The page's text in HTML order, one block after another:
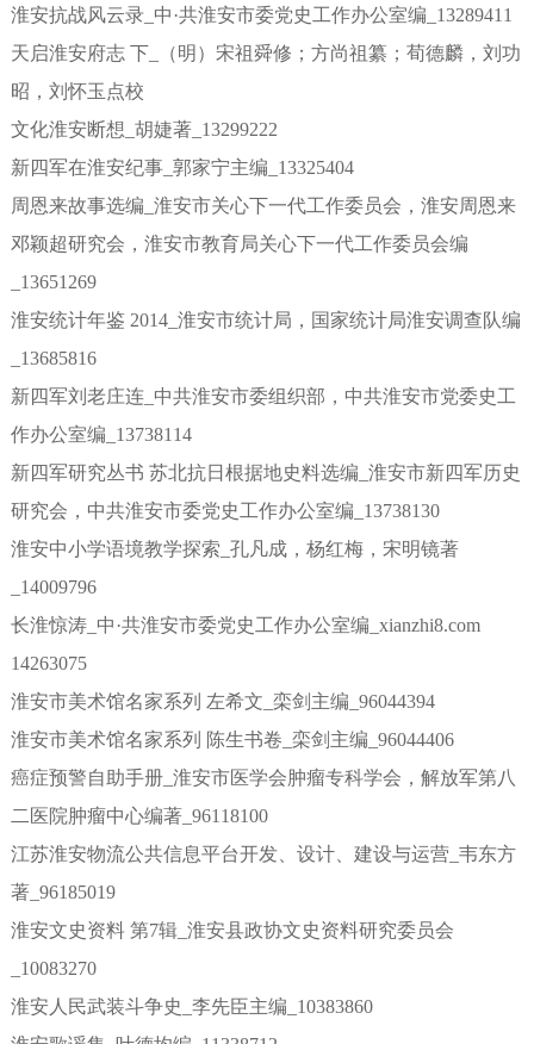
淮安抗战风云录_中·共淮安市委党史工作办公室编_13289411
天启淮安府志 下_（明）宋祖舜修；方尚祖纂；荀德麟，刘功
昭，刘怀玉点校
文化淮安断想_胡婕著_13299222
新四军在淮安纪事_郭家宁主编_13325404
周恩来故事选编_淮安市关心下一代工作委员会，淮安周恩来
邓颖超研究会，淮安市教育局关心下一代工作委员会编
_13651269
淮安统计年鉴 2014_淮安市统计局，国家统计局淮安调查队编
_13685816
新四军刘老庄连_中共淮安市委组织部，中共淮安市党委史工
作办公室编_13738114
新四军研究丛书 苏北抗日根据地史料选编_淮安市新四军历史
研究会，中共淮安市委党史工作办公室编_13738130
淮安中小学语境教学探索_孔凡成，杨红梅，宋明镜著
_14009796
长淮惊涛_中·共淮安市委党史工作办公室编_xianzhi8.com
14263075
淮安市美术馆名家系列 左希文_栾剑主编_96044394
淮安市美术馆名家系列 陈生书卷_栾剑主编_96044406
癌症预警自助手册_淮安市医学会肿瘤专科学会，解放军第八
二医院肿瘤中心编著_96118100
江苏淮安物流公共信息平台开发、设计、建设与运营_韦东方
著_96185019
淮安文史资料 第7辑_淮安县政协文史资料研究委员会
_10083270
淮安人民武装斗争史_李先臣主编_10383860